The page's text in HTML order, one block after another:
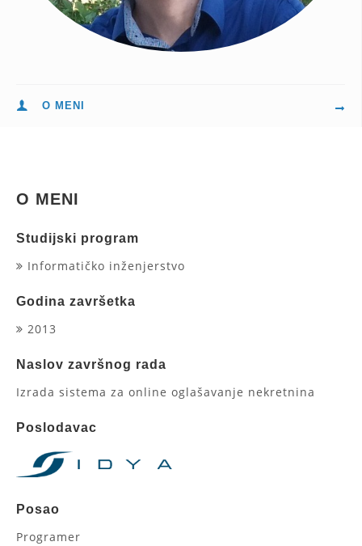
O MENI
O MENI
Studijski program
Informatičko inženjerstvo
Godina završetka
2013
Naslov završnog rada
Izrada sistema za online oglašavanje nekretnina
Poslodavac
Posao
Programer